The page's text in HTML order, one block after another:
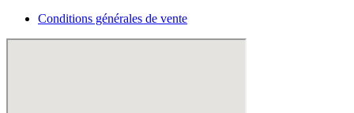
Conditions générales de vente